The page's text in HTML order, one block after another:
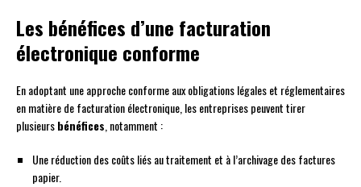
Les bénéfices d’une facturation
électronique conforme
En adoptant une approche conforme aux obligations légales et réglementaires
en matière de facturation électronique, les entreprises peuvent tirer
plusieursbénéfices, notamment :
Une réduction des coûts liés au traitement et à l’archivage des factures
papier.